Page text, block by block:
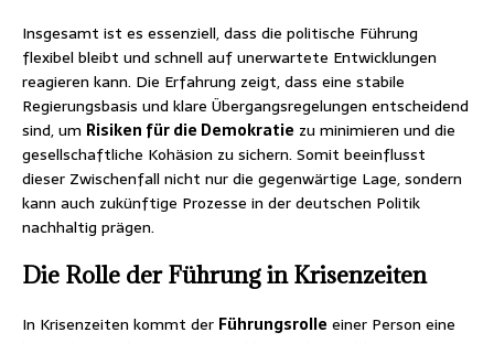
Insgesamt ist es essenziell, dass die politische Führung
flexibel bleibt und schnell auf unerwartete Entwicklungen
reagieren kann. Die Erfahrung zeigt, dass eine stabile
Regierungsbasis und klare Übergangsregelungen entscheidend
sind, um Risiken für die Demokratie zu minimieren und die
gesellschaftliche Kohäsion zu sichern. Somit beeinflusst
dieser Zwischenfall nicht nur die gegenwärtige Lage, sondern
kann auch zukünftige Prozesse in der deutschen Politik
nachhaltig prägen.
Die Rolle der Führung in Krisenzeiten
In Krisenzeiten kommt der Führungsrolle einer Person eine